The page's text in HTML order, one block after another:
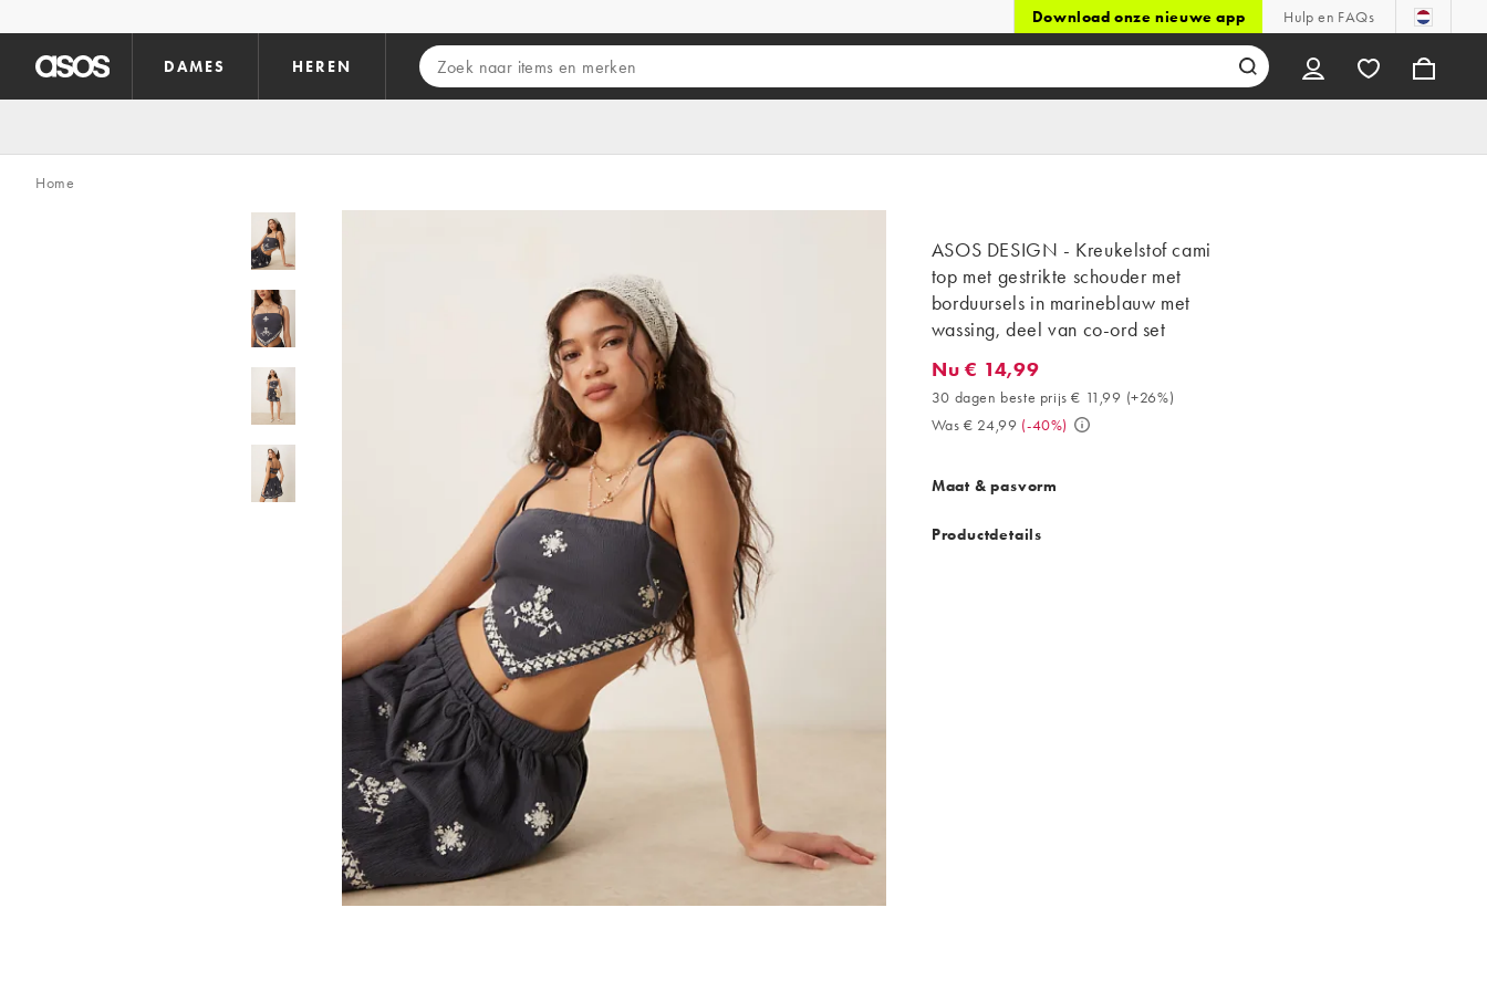
Download onze nieuwe app Hulp en FAQs
DAMES HEREN
Home
ASOS DESIGN - Kreukelstof cami
top met gestrikte schouder met
borduursels in marineblauw met
wassing, deel van co-ord set
Nu € 14,99. 30 dagen beste prijs € 11,99 (+26%). Was € 24,99. (-40%)
Nu € 14,99
30 dagen beste prijs € 11,99 (+26%)
Was € 24,99 (-40%)
Maat & pasvorm
Productdetails